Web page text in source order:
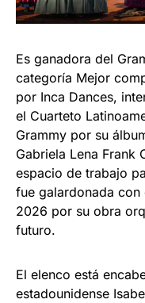
Es ganadora del
categoría Mejor
por Inca Dances,
el Cuarteto
Grammy por su
Gabriela Lena Frank
espacio de trabajo
fue galardonada con
2026 por su obra
futuro.
El elenco está
estadounidense